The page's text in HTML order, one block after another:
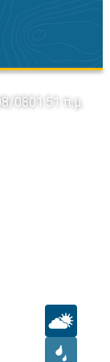
0801:51 π.μ.